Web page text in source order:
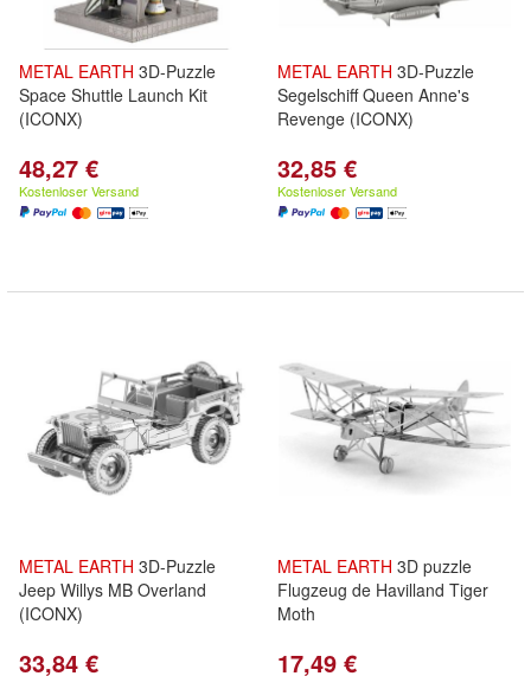
METAL EARTH 3D-Puzzle
Space Shuttle Launch Kit
(ICONX)
48,27 €
Kostenloser Versand
METAL EARTH 3D-Puzzle
Segelschiff Queen Anne's
Revenge (ICONX)
32,85 €
Kostenloser Versand
METAL EARTH 3D-Puzzle
Jeep Willys MB Overland
(ICONX)
33,84 €
METAL EARTH 3D puzzle
Flugzeug de Havilland Tiger
Moth
17,49 €